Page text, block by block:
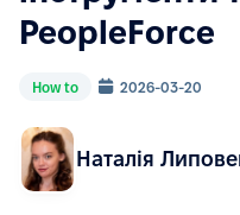
PeopleForce
How to 2026-03-20
Наталія